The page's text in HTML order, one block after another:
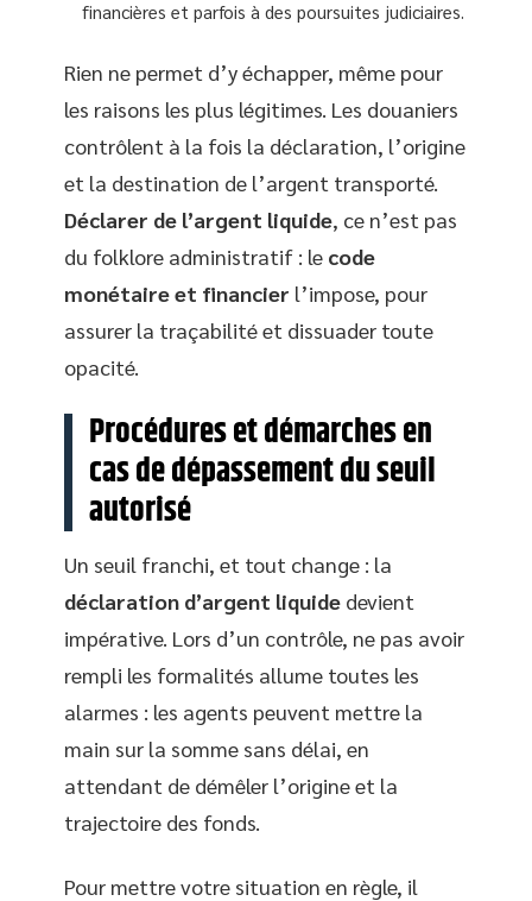
financières et parfois à des poursuites judiciaires.
Rien ne permet d’y échapper, même pour
les raisons les plus légitimes. Les douaniers
contrôlent à la fois la déclaration, l’origine
et la destination de l’argent transporté.
Déclarer de l’argent liquide, ce n’est pas
du folklore administratif : le code
monétaire et financier l’impose, pour
assurer la traçabilité et dissuader toute
opacité.
Procédures et démarches en
cas de dépassement du seuil
autorisé
Un seuil franchi, et tout change : la
déclaration d’argent liquide devient
impérative. Lors d’un contrôle, ne pas avoir
rempli les formalités allume toutes les
alarmes : les agents peuvent mettre la
main sur la somme sans délai, en
attendant de démêler l’origine et la
trajectoire des fonds.
Pour mettre votre situation en règle, il